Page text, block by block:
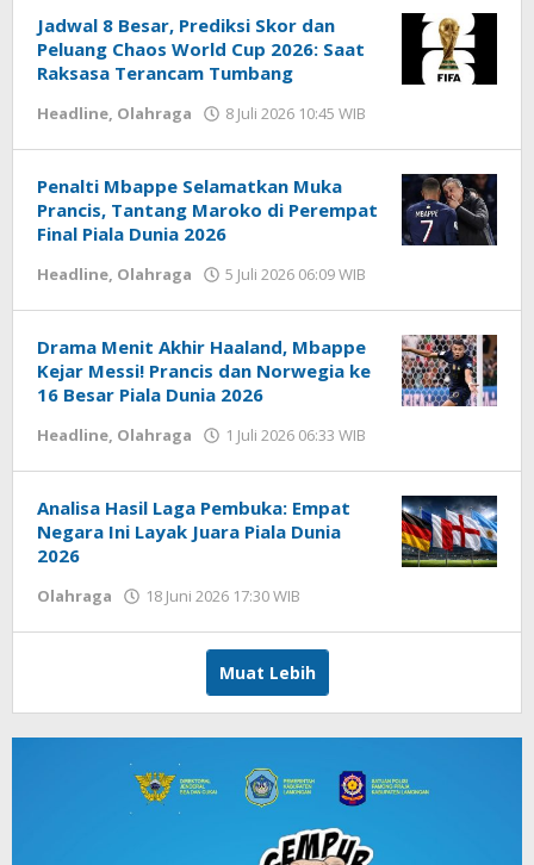
Jadwal 8 Besar, Prediksi Skor dan
Peluang Chaos World Cup 2026: Saat
Raksasa Terancam Tumbang
Headline, Olahraga 8 Juli 2026 10:45 WIB
Penalti Mbappe Selamatkan Muka
Prancis, Tantang Maroko di Perempat
Final Piala Dunia 2026
Headline, Olahraga 5 Juli 2026 06:09 WIB
Drama Menit Akhir Haaland, Mbappe
Kejar Messi! Prancis dan Norwegia ke
16 Besar Piala Dunia 2026
Headline, Olahraga 1 Juli 2026 06:33 WIB
Analisa Hasil Laga Pembuka: Empat
Negara Ini Layak Juara Piala Dunia
2026
Olahraga 18 Juni 2026 17:30 WIB
Muat Lebih